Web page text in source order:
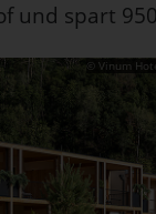
und spart
© Vinum